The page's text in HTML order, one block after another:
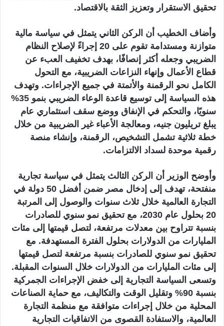
تحقيق الاستقرار وتعزيز الثقة بالاقتصاد.
وأضاف الخطيب أن الركن الثاني يتمثل في سياسة مالية
متوازنة ومستدامة تقوم على 20 إجراءً لإصلاح النظام
الضريبي وجعله أكثر إنصافًا، بهدف تخفيف العبء عن
قطاع الأعمال وإنهاء النزاعات الضريبية، مع التحول
الكامل نحو الرقمنة والأتمتة في جميع الإجراءات. وتهدف
هذه السياسة إلى توسيع قاعدة الوعاء الضريبي بنمو 35%
سنويًا، والتحكم في الإنفاق ووضع سقف استثماري عام
يبلغ تريليون جنيه، ومعالجة الأعباء غير الضريبية من خلال
خطة ثلاثية تشمل التشخيص، الرقمنة، وإنشاء منصة
رقمية موحدة لسداد الالتزامات.
وأوضح الوزير أن الركن الثالث يتمثل في سياسة تجارية
منفتحة، تهدف إلى إدخال مصر ضمن أفضل 50 دولة في
التجارة العالمية خلال ثلاث سنوات والوصول إلى المرتبة
20 بحلول عام 2030، مع تحقيق نمو سنوي للصادرات
بنسبة تتراوح بين معدلات مرتفعة، لتصل قيمتها إلى مئات
المليارات من الدولارات بحلول الفترة المستهدفة. مع
تحقيق نمو سنوي للصادرات بنسبة مرتفعة لتصل قيمتها
إلى مئات المليارات من الدولارات خلال السنوات المقبلة.
وتسعى السياسة التجارية إلى خفض الإجراءات الجمركية
بنسبة 90% وتقليل الوقت والتكاليف، مع حماية الصناعات
المحلية من خلال إجراءات متوافقة مع منظمة التجارة
العالمية، والاستفادة القصوى من الاتفاقيات التجارية